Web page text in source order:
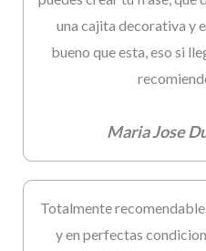
una cajita decorativa y
bueno que esta, eso si
Maria Jose
Totalmente
y en perfectas